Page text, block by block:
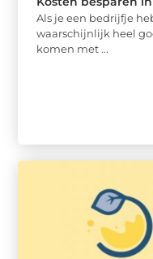
Als je een bedrijfje
waarschijnlijk heel
komen met ...